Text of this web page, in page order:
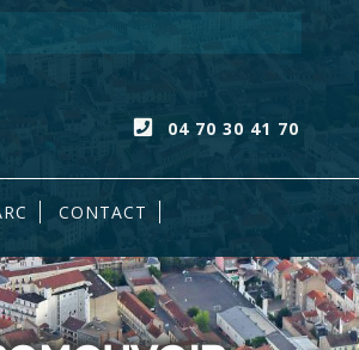
Votre
04 70 30 41 70
CONTACT